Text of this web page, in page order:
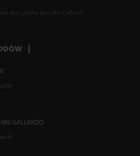
dyscyplina jest dla Ciebie?
h
GALLARDO
h